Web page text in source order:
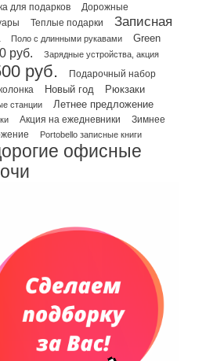
Планинги и телефонные книжки
Планинги датированные
Планинги недатированные
Еженедельники
Органайзер на ежедневник
Сумки и Рюкзаки
Сумки для планшетов и ноутбуков
Рюкзаки
Несессеры и косметички
Сумки спортивные
Портфели
Чехлы для планшетов и ноутбуков
Сумка на пояс или шею
Аксессуары
для подарков
Дорожные
Теплые подарки
Записная
Поло с длинными рукавами Green
руб. Зарядные устройства, акция
руб. Подарочный набор
Новый год Рюкзаки
станции Летнее предложение
Акция на ежедневники
Зимнее
Portobello записные книги
офисные